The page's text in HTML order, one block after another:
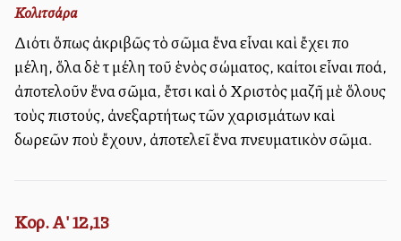
Κολιτσάρα
Διότι ὅπως ἀκριβῶς τὸ σῶμα ἕνα εἶναι καὶ ἔχει πολλὰ
μέλη, ὅλα δὲ τὰ μέλη τοῦ ἑνὸς σώματος, καίτοι εἶναι πολλά,
ἀποτελοῦν ἕνα σῶμα, ἔτσι καὶ ὁ Χριστὸς μαζῆ μὲ ὅλους
τοὺς πιστούς, ἀνεξαρτήτως τῶν χαρισμάτων καὶ
δωρεῶν ποὺ ἔχουν, ἀποτελεῖ ἕνα πνευματικὸν σῶμα.
Κορ. Α' 12,13